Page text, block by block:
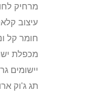
מרחיק
עיצוב
חומר קל
מכפלת
יישומים
תג ג'וק